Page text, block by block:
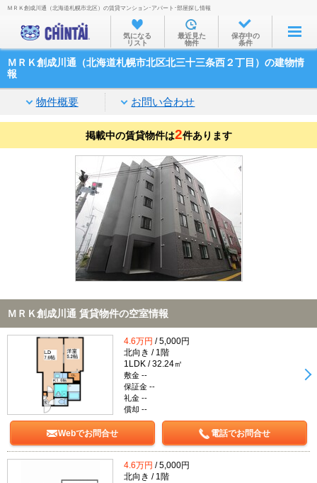
お部屋を探す
沿線・駅から
家賃相場から
通勤通学時間から
物件特集から
不動産会社から
TOP
ＭＲＫ創成川通（北海道札幌市北区）の賃貸マンション･アパート･部屋探し情報
気になる
リスト
最近見た
物件
保存中の
条件
ＭＲＫ創成川通（北海道札幌市北区北三十三条西２丁目）の建物情
報
物件概要 お問い合わせ
掲載中の賃貸物件は2件あります
ＭＲＫ創成川通 賃貸物件の空室情報
4.6万円 / 5,000円
北向き / 1階
1LDK / 32.24㎡
敷金 --
保証金 --
礼金 --
償却 --
Webでお問合せ 電話でお問合せ
4.6万円 / 5,000円
北向き / 1階